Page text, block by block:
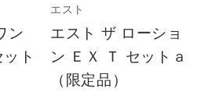
ン
ト
エスト
エスト ザ ローショ
ン ＥＸ Ｔ セットａ
（限定品）